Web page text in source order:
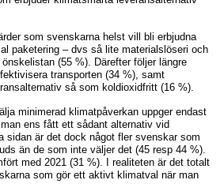
som svenskarna helst vill bli erbjudna
paketering – dvs så lite materialslöseri och
(55 %). Därefter följer längre
transporten (34 %), samt
så som koldioxidfritt (16 %).
minimerad klimatpåverkan uppger endast
ens fått ett sådant alternativ vid
sidan är det dock något fler svenskar som
än de som inte väljer det (45 resp 44 %).
med 2021 (31 %). I realiteten är det totalt
som gör ett aktivt klimatval när man